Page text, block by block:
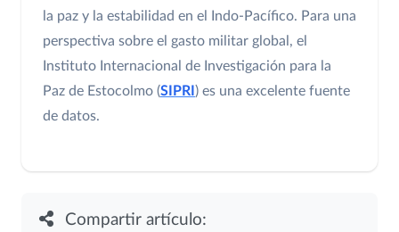
la paz y la estabilidad en el Indo-Pacífico. Para una
perspectiva sobre el gasto militar global, el
Instituto Internacional de Investigación para la
Paz de Estocolmo (SIPRI) es una excelente fuente
de datos.
Compartir artículo: